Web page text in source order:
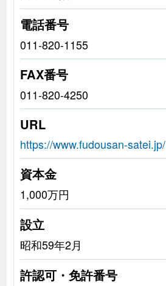
電話番号
011-820-1155
FAX番号
011-820-4250
URL
https://www.fudousan-satei.jp/
資本金
1,000万円
設立
昭和59年2月
許認可・免許番号